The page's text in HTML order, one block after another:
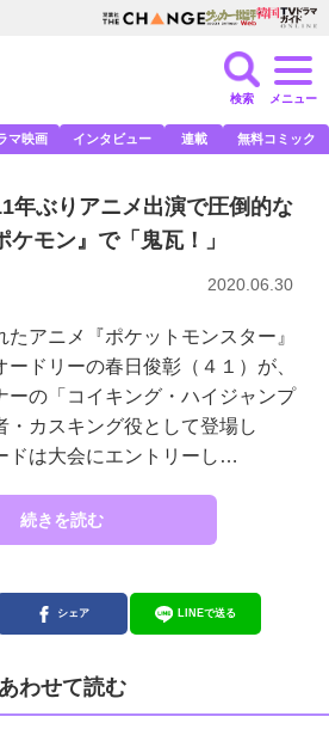
検索 メニュー
マ映画 インタビュー 連載 無料コミック
年ぶりアニメ出演で圧倒的な
モン』で「鬼瓦！」
2020.06.30
たアニメ『ポケットモンスター』
ドリーの春日俊彰（４１）が、
ーの「コイキング・ハイジャンプ
・カスキング役として登場し
は大会にエントリーし…
続きを読む
シェア LINEで送る
あわせて読む